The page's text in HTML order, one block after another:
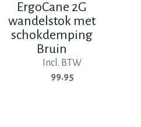
ErgoCane 2G
wandelstok met
schokdemping
Bruin
Incl. BTW
99.95